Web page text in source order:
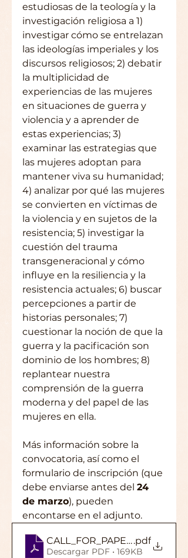
estudiosas de la teología y la
investigación religiosa a 1)
investigar cómo se entrelazan
las ideologías imperiales y los
discursos religiosos; 2) debatir
la multiplicidad de
experiencias de las mujeres
en situaciones de guerra y
violencia y a aprender de
estas experiencias; 3)
examinar las estrategias que
las mujeres adoptan para
mantener viva su humanidad;
4) analizar por qué las mujeres
se convierten en víctimas de
la violencia y en sujetos de la
resistencia; 5) investigar la
cuestión del trauma
transgeneracional y cómo
influye en la resiliencia y la
resistencia actuales; 6) buscar
percepciones a partir de
historias personales; 7)
cuestionar la noción de que la
guerra y la pacificación son
dominio de los hombres; 8)
replantear nuestra
comprensión de la guerra
moderna y del papel de las
mujeres en ella.
Más información sobre la
convocatoria, así como el
formulario de inscripción (que
debe enviarse antes del 24
de marzo), pueden
encontarse en el adjunto.
.pdf
Descargar PDF • 169KB